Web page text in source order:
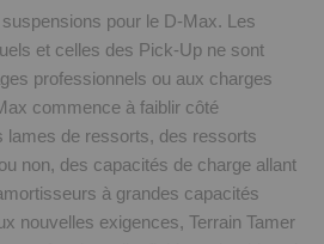
pour le D-Max. Les
et celles des Pick-Up ne sont
professionnels ou aux charges
commence à faiblir côté
lames de ressorts, des ressorts
non, des capacités de charge allant
à grandes capacités
nouvelles exigences, Terrain Tamer